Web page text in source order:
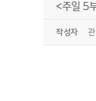
<주일 5
작성자